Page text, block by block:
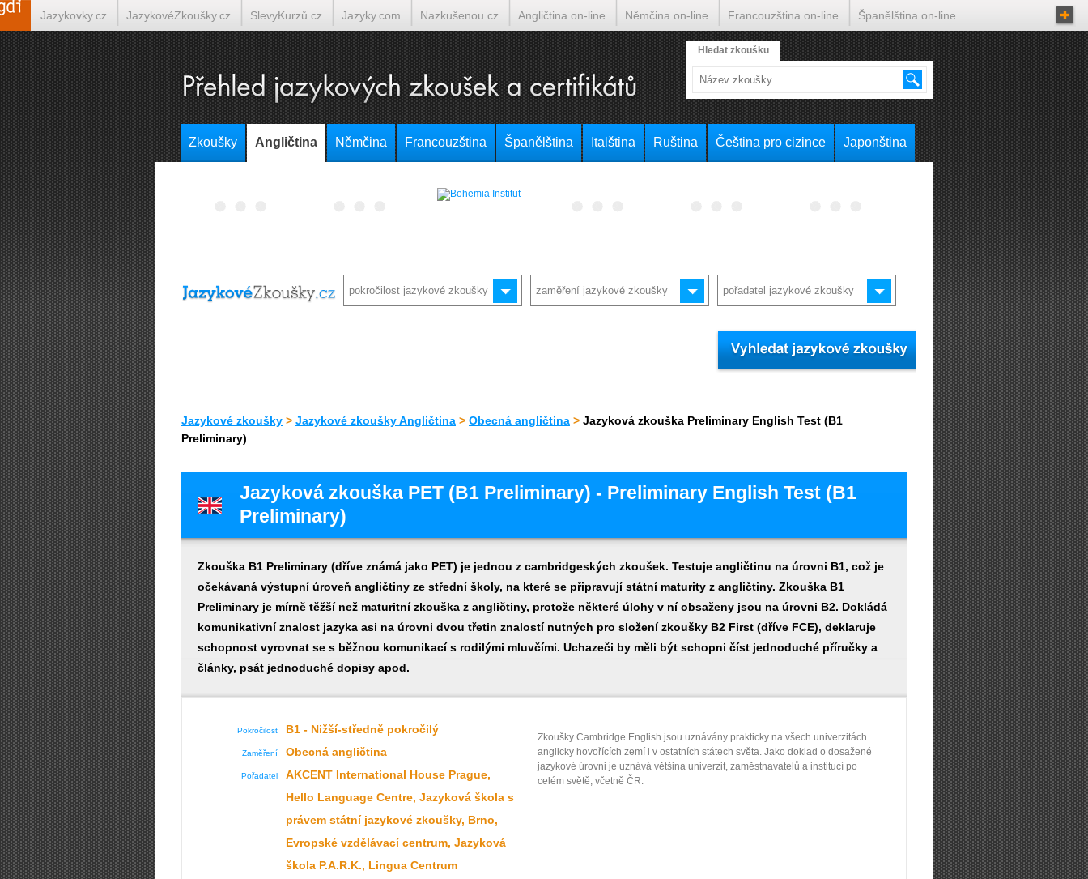
Jazykovky.cz JazykovéZkoušky.cz SlevyKurzů.cz Jazyky.com Nazkušenou.cz Angličtina on-line Němčina on-line Francouzština on-line Španělština on-line
Italština on-line Tlumočení-Překlady.cz Překládá.cz Tlumočí.cz Hledat zkoušku
Zkoušky Angličtina Němčina Francouzština Španělština Italština Ruština Čeština pro cizince Japonština
Jazykové zkoušky > Jazykové zkoušky Angličtina > Obecná angličtina > Jazyková zkouška Preliminary English Test (B1
Preliminary)
Jazyková zkouška PET (B1 Preliminary) - Preliminary English Test (B1
Preliminary)
Zkouška B1 Preliminary (dříve známá jako PET) je jednou z cambridgeských zkoušek. Testuje angličtinu na úrovni B1, což je
očekávaná výstupní úroveň angličtiny ze střední školy, na které se připravují státní maturity z angličtiny. Zkouška B1
Preliminary je mírně těžší než maturitní zkouška z angličtiny, protože některé úlohy v ní obsaženy jsou na úrovni B2. Dokládá
komunikativní znalost jazyka asi na úrovni dvou třetin znalostí nutných pro složení zkoušky B2 First (dříve FCE), deklaruje
schopnost vyrovnat se s běžnou komunikací s rodilými mluvčími. Uchazeči by měli být schopni číst jednoduché příručky a
články, psát jednoduché dopisy apod.
Pokročilost B1 - Nižší-středně pokročilý
Zaměření Obecná angličtina
Pořadatel
AKCENT International House Prague,
Hello Language Centre, Jazyková škola s
právem státní jazykové zkoušky, Brno,
Evropské vzdělávací centrum, Jazyková
škola P.A.R.K., Lingua Centrum
Zkoušky Cambridge English jsou uznávány prakticky na všech univerzitách
anglicky hovořících zemí i v ostatních státech světa. Jako doklad o dosažené
jazykové úrovni je uznává většina univerzit, zaměstnavatelů a institucí po
celém světě, včetně ČR.